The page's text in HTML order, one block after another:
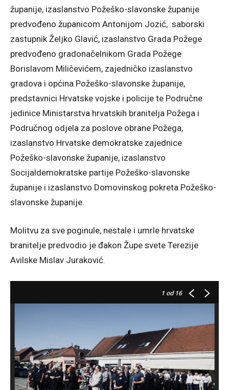
županije, izaslanstvo Požeško-slavonske županije
predvođeno županicom Antonijom Jozić, saborski
zastupnik Željko Glavić, izaslanstvo Grada Požege
predvođeno gradonačelnikom Grada Požege
Borislavom Miličevićem, zajedničko izaslanstvo
gradova i općina Požeško-slavonske županije,
predstavnici Hrvatske vojske i policije te Područne
jedinice Ministarstva hrvatskih branitelja Požega i
Područnog odjela za poslove obrane Požega,
izaslanstvo Hrvatske demokratske zajednice
Požeško-slavonske županije, izaslanstvo
Socijaldemokratske partije Požeško-slavonske
županije i izaslanstvo Domovinskog pokreta Požeško-
slavonske županije.
Molitvu za sve poginule, nestale i umrle hrvatske
branitelje predvodio je đakon Župe svete Terezije
Avilske Mislav Juraković.
1 od 16